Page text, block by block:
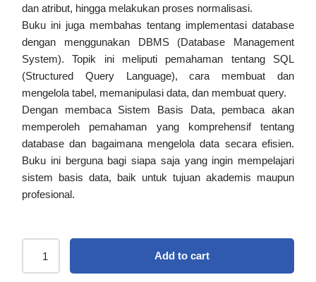
dan atribut, hingga melakukan proses normalisasi.
Buku ini juga membahas tentang implementasi database
dengan menggunakan DBMS (Database Management
System). Topik ini meliputi pemahaman tentang SQL
(Structured Query Language), cara membuat dan
mengelola tabel, memanipulasi data, dan membuat query.
Dengan membaca Sistem Basis Data, pembaca akan
memperoleh pemahaman yang komprehensif tentang
database dan bagaimana mengelola data secara efisien.
Buku ini berguna bagi siapa saja yang ingin mempelajari
sistem basis data, baik untuk tujuan akademis maupun
profesional.
Add to cart